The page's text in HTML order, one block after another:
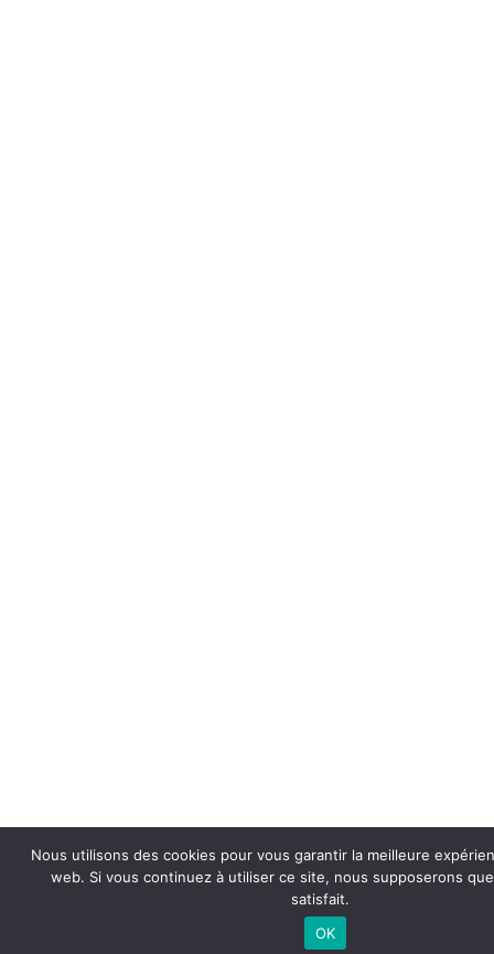
Nous utilisons des cookies pour vous garantir la meilleure
web. Si vous continuez à utiliser ce site, nous supposerons
satisfait.
OK